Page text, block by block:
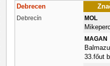
Debrecen
Debrecín MOL
MAGAN
33.főut